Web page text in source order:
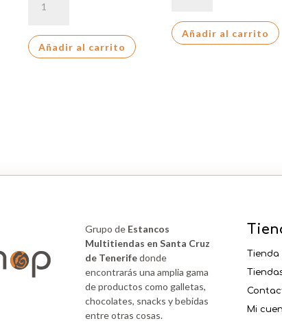
CACAHUETES
90Añadir al carrito
cantidad
Añadir al carrito
Grupo de Estancos
Multitiendas en Santa Cruz
de Tenerifedonde
encontrarás una amplia gama
de productos como galletas,
chocolates, snacks y bebidas
entre otras cosas.
Tienda
Mi